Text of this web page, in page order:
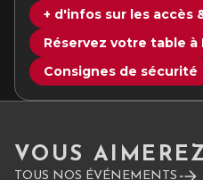
+ d'infos sur les accès
Réservez votre table à
Consignes de sécurité
VOUS
TOUS NOS ÉVÉNEMENTS